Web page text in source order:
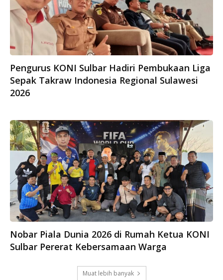
Pengurus KONI Sulbar Hadiri Pembukaan Liga
Sepak Takraw Indonesia Regional Sulawesi
2026
Nobar Piala Dunia 2026 di Rumah Ketua KONI
Sulbar Pererat Kebersamaan Warga
Muat lebih banyak